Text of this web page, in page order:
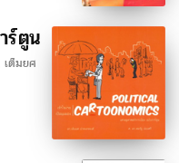
ร์ตูน
เต็มยศ